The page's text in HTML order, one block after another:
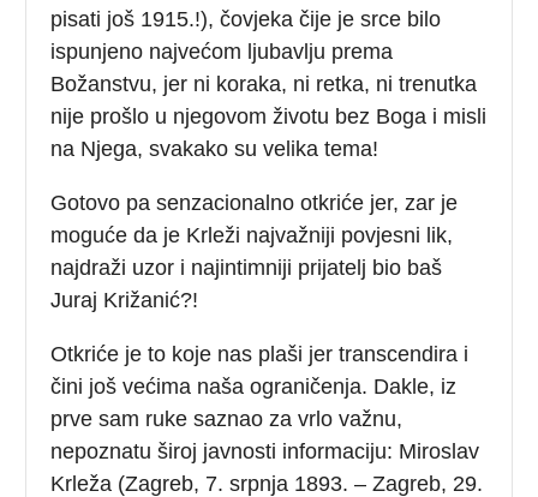
pisati još 1915.!), čovjeka čije je srce bilo
ispunjeno najvećom ljubavlju prema
Božanstvu, jer ni koraka, ni retka, ni trenutka
nije prošlo u njegovom životu bez Boga i misli
na Njega, svakako su velika tema!
Gotovo pa senzacionalno otkriće jer, zar je
moguće da je Krleži najvažniji povjesni lik,
najdraži uzor i najintimniji prijatelj bio baš
Juraj Križanić?!
Otkriće je to koje nas plaši jer transcendira i
čini još većima naša ograničenja. Dakle, iz
prve sam ruke saznao za vrlo važnu,
nepoznatu široj javnosti informaciju: Miroslav
Krleža (Zagreb, 7. srpnja 1893. – Zagreb, 29.